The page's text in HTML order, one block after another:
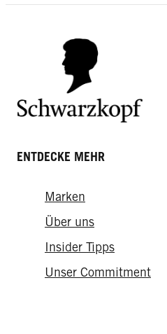
ENTDECKE MEHR
Marken
Über uns
Insider Tipps
Unser Commitment